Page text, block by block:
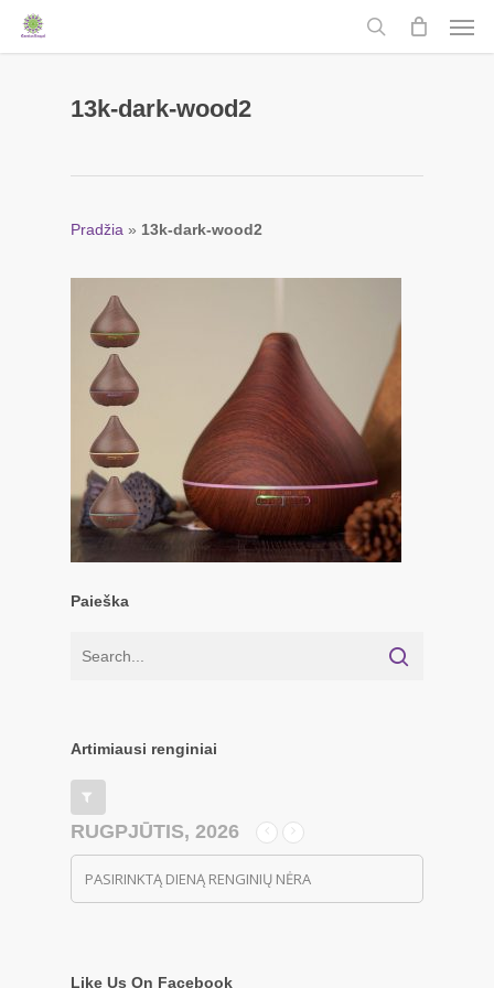
Skip
search
13k-dark-wood2
Pradžia » 13k-dark-wood2
Paieška
Artimiausi renginiai
RUGPJŪTIS, 2026
PASIRINKTĄ DIENĄ RENGINIŲ NĖRA
Like Us On Facebook